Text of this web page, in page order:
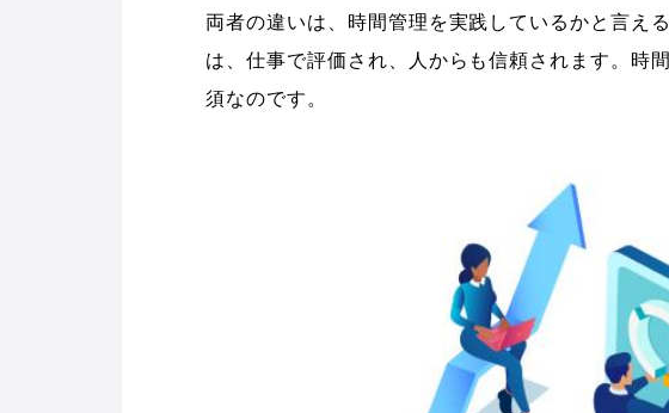
両者の違いは、時間管理を実践しているかと言え
は、仕事で評価され、人からも信頼されます。時
須なのです。